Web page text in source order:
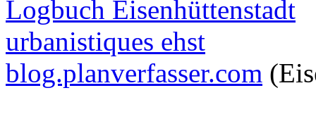
Logbuch Eisenhüttenstadt
urbanistiques ehst
blog.planverfasser.com